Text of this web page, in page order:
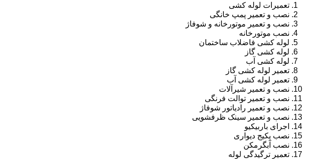
تعمیرات لوله کشی
نصب و تعمیر پمپ خانگی
نصب و تعمیر موتورخانه و شوفاژ
نصب موتورخانه
لوله کشی فاضلاب ساختمان
لوله کشی گاز
لوله کشی آب
تعمیر لوله کشی گاز
تعمیر لوله کشی آب
نصب و تعمیر شیرآلات
نصب و تعمیر توالت فرنگی
نصب و تعمیر رادیاتور شوفاژ
نصب و تعمیر سینک ظرفشویی
اجرای باربیکیو
نصب پکیج دیواری
نصب آبگرمکن
تعمیر ترگیدگی لوله